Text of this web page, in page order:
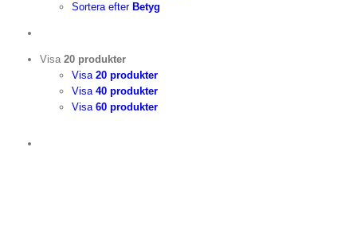
Sortera efter Betyg
Visa 20 produkter
Visa 20 produkter
Visa 40 produkter
Visa 60 produkter